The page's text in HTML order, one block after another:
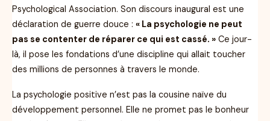
Psychological Association. Son discours inaugural est une
déclaration de guerre douce : « La psychologie ne peut
pas se contenter de réparer ce qui est cassé. » Ce jour-
là, il pose les fondations d’une discipline qui allait toucher
des millions de personnes à travers le monde.
La psychologie positive n’est pas la cousine naïve du
développement personnel. Elle ne promet pas le bonheur